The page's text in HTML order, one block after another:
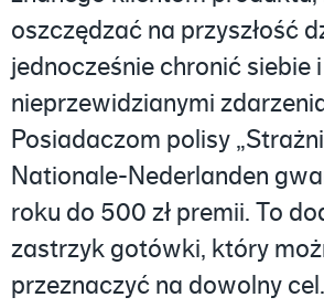
oszczędzać na przyszłość
jednocześnie chronić siebie
nieprzewidzianymi
Posiadaczom polisy
Nationale-Nederlanden
roku do 500 zł premii. To
zastrzyk gotówki, który
przeznaczyć na dowolny